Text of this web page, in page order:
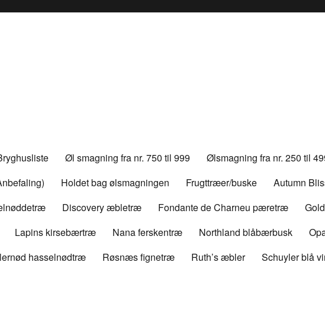
Øl smagning fra nr. 750 til 999 Ølsmagning fra nr. 250 til
Holdet bag ølsmagningen Frugttræer/buske Autumn
Discovery æbletræ Fondante de Charneu pæretræ
Lapins kirsebærtræ Nana ferskentræ Northland blåbærbusk
hasselnødtræ Røsnæs fignetræ Ruth’s æbler Schuyler blå